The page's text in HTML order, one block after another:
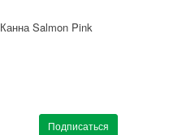
Канна Salmon Pink
Подписаться